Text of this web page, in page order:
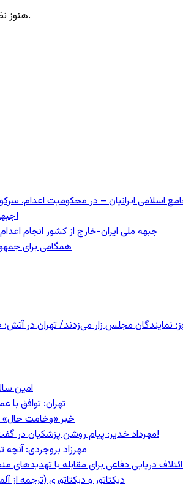
هنوز نظری اضافه نشده است. شما اولین نظر را بدهید.
اسلامی ایرانیان – در محکومیت اعدام،
جبهه ملی ایران: ماشین اعدام را متوقف کنید!
جبهه ملی ایران-خارج از کشور انجام
همگامی برای
می‌زدند/ تهران در آتش؛ ۳۰ تیر ۱۳۳۱ میدان بهارستان چه خبر بود؟
35 امین
تهران: توافق با
خبر «وخامت حال»
مهرداد خدیر: پیام روشن پزشکیان در گفت‌و‌گوی تصویری با مرد نامرئی: من هستم!
مهرزاد بروجردی:
دریایی دفاعی برای مقابله با
دیکتاتور و دیکتاتوری (ترجمه از